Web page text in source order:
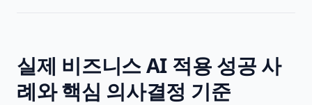
실제 비즈니스 AI 적용 성공 사
례와 핵심 의사결정 기준